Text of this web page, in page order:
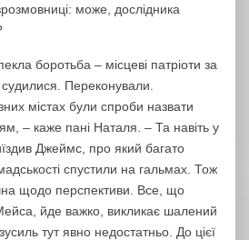
може, дослідника
боротьба – місцеві патріоти за
Переконували.
містах були спроби назвати
– каже пані Наталя. – Та навіть у
Джеймс, про який багато
спустили на гальмах. Тож
щодо перспективи. Все, що
йде важко, викликає шалений
тут явно недостатньо. До цієї